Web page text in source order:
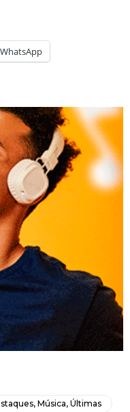
WhatsApp
,Música,Últimas